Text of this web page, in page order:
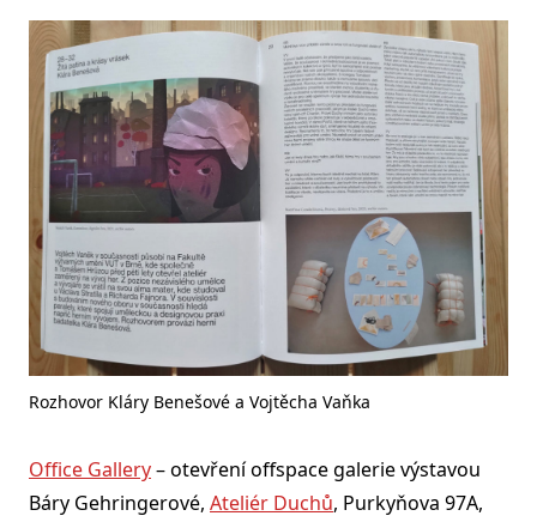
Rozhovor Kláry Benešové a Vojtěcha Vaňka
Office Gallery– otevření offspace galerie výstavou
Báry Gehringerové, Ateliér Duchů, Purkyňova 97A,